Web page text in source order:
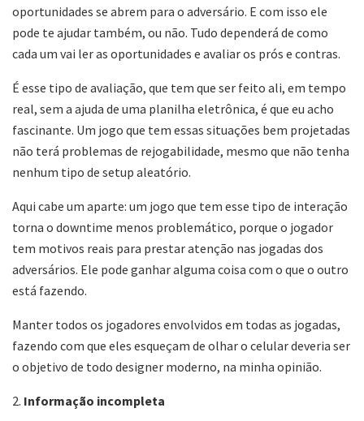
oportunidades se abrem para o adversário. E com isso ele
pode te ajudar também, ou não. Tudo dependerá de como
cada um vai ler as oportunidades e avaliar os prós e contras.
É esse tipo de avaliação, que tem que ser feito ali, em tempo
real, sem a ajuda de uma planilha eletrônica, é que eu acho
fascinante. Um jogo que tem essas situações bem projetadas
não terá problemas de rejogabilidade, mesmo que não tenha
nenhum tipo de setup aleatório.
Aqui cabe um aparte: um jogo que tem esse tipo de interação
torna o downtime menos problemático, porque o jogador
tem motivos reais para prestar atenção nas jogadas dos
adversários. Ele pode ganhar alguma coisa com o que o outro
está fazendo.
Manter todos os jogadores envolvidos em todas as jogadas,
fazendo com que eles esqueçam de olhar o celular deveria ser
o objetivo de todo designer moderno, na minha opinião.
2. Informação incompleta